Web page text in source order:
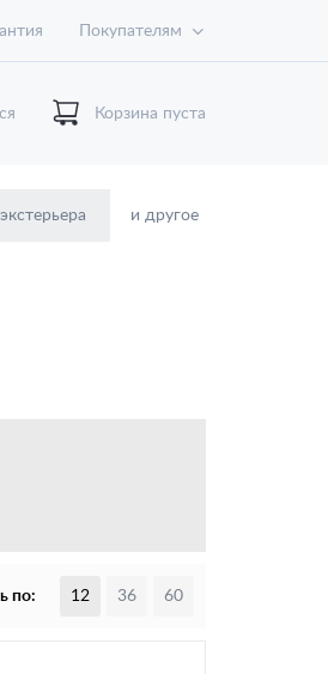
Покупателям
Корзина пуста
и другое
по: 12 36 60